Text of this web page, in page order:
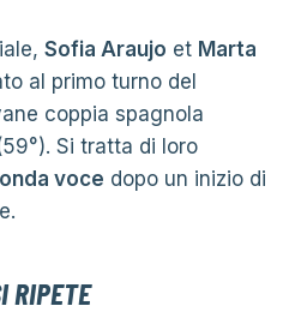
Sofia Araujo et Marta
al primo turno del
coppia spagnola
Si tratta di loro
voce dopo un inizio di
RIPETE